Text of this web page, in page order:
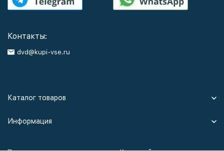
Контакты:
dvd@kupi-vse.ru
Каталог товаров
Информация